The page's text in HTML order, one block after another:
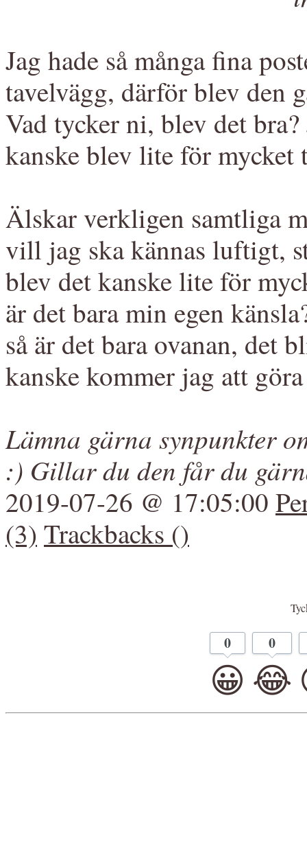
Jag hade så många fina
tavelvägg, därför blev den
Vad tycker ni, blev det
kanske blev lite för mycket
Älskar verkligen samtliga
vill jag ska kännas luftigt,
blev det kanske lite för
är det bara min egen
så är det bara ovanan, det
kanske kommer jag att
Lämna gärna synpunkter
:) Gillar du den får du
2019-07-26 @ 17:05:00
(3) Trackbacks ()
0
😀
0
😂